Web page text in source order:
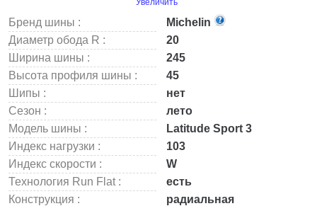
Увеличить
Бренд шины :
Michelin
Диаметр обода R :
20
Ширина шины :
245
Высота профиля шины :
45
Шипы :
нет
Сезон :
лето
Модель шины :
Latitude Sport 3
Индекс нагрузки :
103
Индекс скорости :
W
Технология Run Flat :
есть
Конструкция :
радиальная